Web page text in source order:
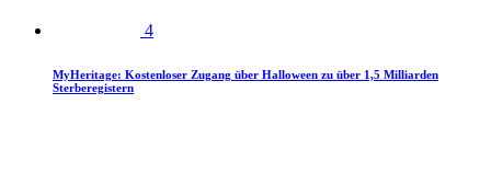
4
MyHeritage: Kostenloser Zugang über Halloween zu über 1,5 Milliarden
Sterberegistern